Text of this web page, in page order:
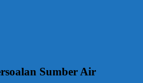
Sumber Air